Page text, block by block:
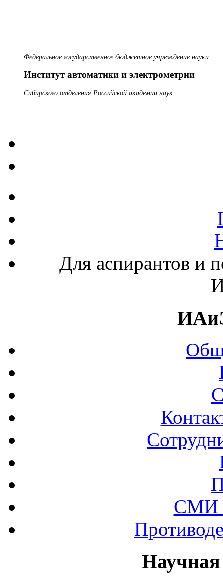
Федеральное государственное бюджетное учреждение науки
Институт автоматики и электрометрии
Сибирского отделения Российской академии наук
Для аспирантов и
СМИ
Научная